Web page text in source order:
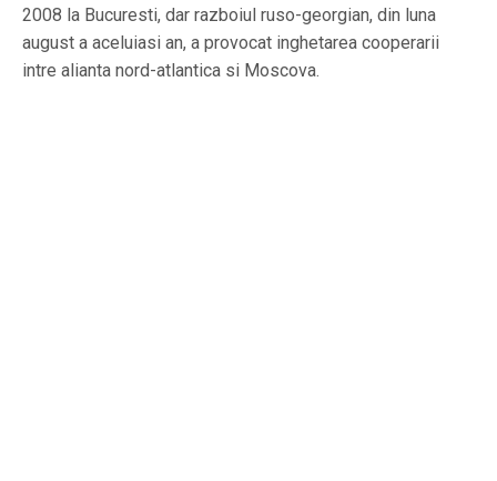
2008 la Bucuresti, dar razboiul ruso-georgian, din luna
august a aceluiasi an, a provocat inghetarea cooperarii
intre alianta nord-atlantica si Moscova.